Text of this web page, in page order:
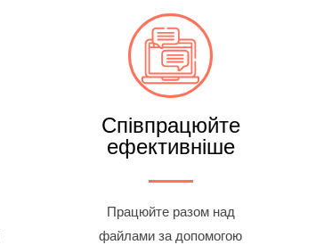
Співпрацюйте
ефективніше
Працюйте разом над
файлами за допомогою